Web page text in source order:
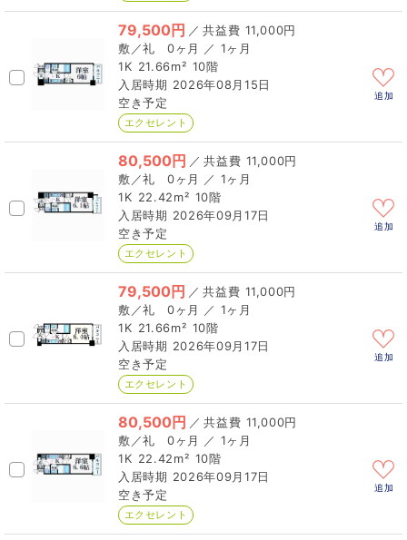
79,500円 ／
11,000円
0ヶ月 ／ 1ヶ月
1K 21.66m² 10階
2026年08月15日
空き予定
エクセレント
追加
80,500円 ／
11,000円
0ヶ月 ／ 1ヶ月
1K 22.42m² 10階
2026年09月17日
空き予定
エクセレント
追加
79,500円 ／
11,000円
0ヶ月 ／ 1ヶ月
1K 21.66m² 10階
2026年09月17日
空き予定
エクセレント
追加
80,500円 ／
11,000円
0ヶ月 ／ 1ヶ月
1K 22.42m² 10階
2026年09月17日
空き予定
エクセレント
追加